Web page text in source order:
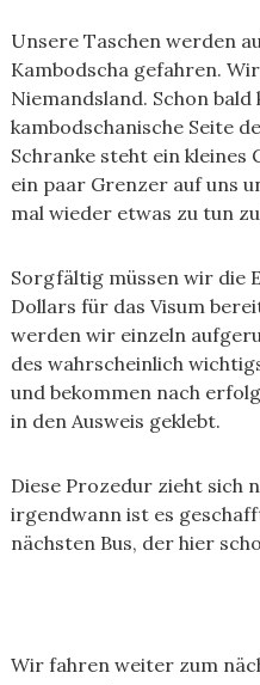
Unsere Taschen werden
Kambodscha gefahren.
Niemandsland. Schon
kambodschanische Seite
Schranke steht ein
ein paar Grenzer auf uns
mal wieder etwas zu tun
Sorgfältig müssen wir die
Dollars für das Visum
werden wir einzeln
des wahrscheinlich
und bekommen nach
in den Ausweis geklebt.
Diese Prozedur zieht sich
irgendwann ist es
nächsten Bus, der hier
Wir fahren weiter zum